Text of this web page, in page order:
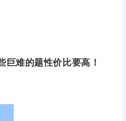
巨难的题性价比要高！